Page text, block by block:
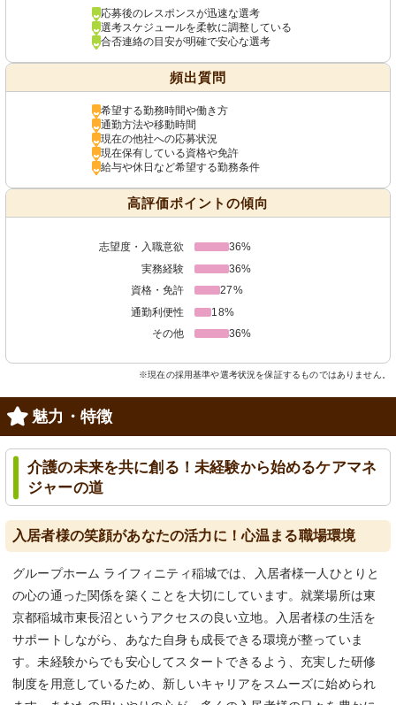
応募後のレスポンスが迅速な選考
選考スケジュールを柔軟に調整している
合否連絡の目安が明確で安心な選考
頻出質問
希望する勤務時間や働き方
通勤方法や移動時間
現在の他社への応募状況
現在保有している資格や免許
給与や休日など希望する勤務条件
高評価ポイントの傾向
志望度・入職意欲
36%
実務経験
36%
資格・免許
27%
通勤利便性
18%
その他
36%
※現在の採用基準や選考状況を保証するものではありません。
魅力・特徴
介護の未来を共に創る！未経験から始めるケアマネ
ジャーの道
入居者様の笑顔があなたの活力に！心温まる職場環境
グループホーム ライフィニティ稲城では、入居者様一人ひとりと
の心の通った関係を築くことを大切にしています。就業場所は東
京都稲城市東長沼というアクセスの良い立地。入居者様の生活を
サポートしながら、あなた自身も成長できる環境が整っていま
す。未経験からでも安心してスタートできるよう、充実した研修
制度を用意しているため、新しいキャリアをスムーズに始められ